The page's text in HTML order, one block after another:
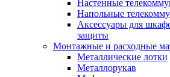
Настенные
Напольные
Аксессуары для
защиты
Монтажные и расходные
Металлические лотки
Металлорукав